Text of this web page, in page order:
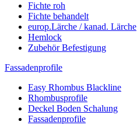
Fichte roh
Fichte behandelt
europ.Lärche / kanad. Lärche
Hemlock
Zubehör Befestigung
Fassadenprofile
Easy Rhombus Blackline
Rhombusprofile
Deckel Boden Schalung
Fassadenprofile